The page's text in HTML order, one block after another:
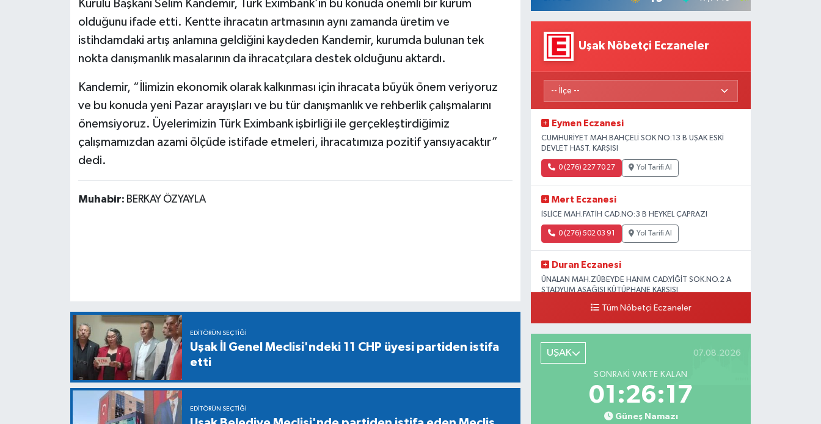
Kurulu Başkanı Selim Kandemir, Türk Eximbank’ın bu konuda önemli bir kurum
olduğunu ifade etti. Kentte ihracatın artmasının aynı zamanda üretim ve
istihdamdaki artış anlamına geldiğini kaydeden Kandemir, kurumda bulunan tek
nokta danışmanlık masalarının da ihracatçılara destek olduğunu aktardı.
Kandemir, “İlimizin ekonomik olarak kalkınması için ihracata büyük önem veriyoruz
ve bu konuda yeni Pazar arayışları ve bu tür danışmanlık ve rehberlik çalışmalarını
önemsiyoruz. Üyelerimizin Türk Eximbank işbirliği ile gerçekleştirdiğimiz
çalışmamızdan azami ölçüde istifade etmeleri, ihracatımıza pozitif yansıyacaktır”
dedi.
Muhabir: BERKAY ÖZYAYLA
EDITÖRÜN SEÇTIĞI
Uşak İl Genel Meclisi'ndeki 11 CHP üyesi partiden istifa
etti
EDITÖRÜN SEÇTIĞI
Uşak Nöbetçi Eczaneler
Eymen Eczanesi
CUMHURİYET MAH.BAHÇELİ SOK.NO:13 B UŞAK ESKİ
DEVLET HAST. KARŞISI
0 (276) 227 70 27 Yol Tarifi Al
Mert Eczanesi
İSLİCE MAH.FATİH CAD.NO:3 B HEYKEL ÇAPRAZI
0 (276) 502 03 91 Yol Tarifi Al
Duran Eczanesi
ÜNALAN MAH.ZÜBEYDE HANIM CAD.YİĞİT SOK.NO.2 A
STADYUM AŞAĞISI KÜTÜPHANE KARŞISI
0 (276) 224 51 77 Yol Tarifi Al
Tüm Nöbetçi Eczaneler
UŞAK 07.08.2026
SONRAKI VAKTE KALAN
01:26:16
Güneş Namazı